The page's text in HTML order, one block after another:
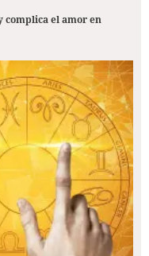
complica el amor en